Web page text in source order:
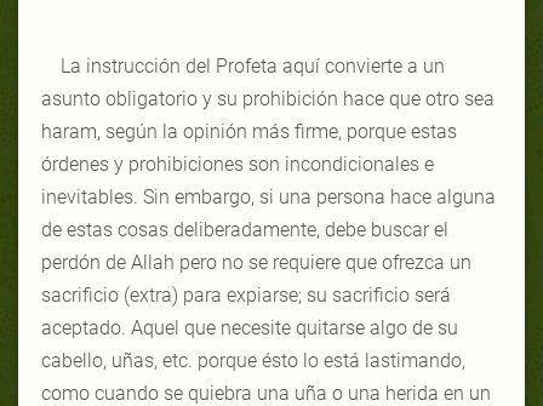
La instrucción del Profeta aquí convierte a un
asunto obligatorio y su prohibición hace que otro sea
haram, según la opinión más firme, porque estas
órdenes y prohibiciones son incondicionales e
inevitables. Sin embargo, si una persona hace alguna
de estas cosas deliberadamente, debe buscar el
perdón de Allah pero no se requiere que ofrezca un
sacrificio (extra) para expiarse; su sacrificio será
aceptado. Aquel que necesite quitarse algo de su
cabello, uñas, etc. porque ésto lo está lastimando,
como cuando se quiebra una uña o una herida en un